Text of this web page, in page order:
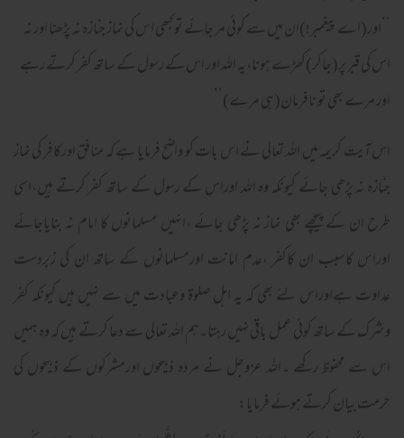
‘‘اور(اے پیغمبر!)ان میں سے کوئی مر جائے تو کبھی اس کی نماز جنازہ نہ پڑھنا اور نہ
اس کی قبر پر(جاکر)کھڑے ہونا،یہ اللہ اور اس کے رسول کے ساتھ کفر کرتے رہے
اور مرے بھی تو نافرمان(ہی مرے)’’
اس آیت کریمہ میں اللہ تعالی نے اس بات کو واضح فرمایا ہے کہ منافق اورکافر کی نماز
جنازہ نہ پڑھی جائے کیونکہ وہ اللہ اوراس کے رسول کے ساتھ کفر کرتے ہیں،اسی
طرح ان کے پیچھے بھی نماز نہ پڑھی جائے ،انہیں مسلمانوں کا امام نہ بنایاجائے
اوراس کاسبب ان کاکفر ،عدم امانت اورمسلمانوں کے ساتھ ان کی زبردست
عداوت ہےاوراس لئے بھی کہ یہ اہل صلوۃ وعبادت میں سے نہیں ہیں کیونکہ کفر
وشرک کے ساتھ کوئی عمل باقی نہیں رہتا۔ہم اللہ تعالی سے دعا کرتے ہیں کہ وہ ہمیں
اس سے محفوظ رکھے ۔اللہ عزوجل نے مردہ ذبیحوں اورمشرکوں کے ذبیحوں کی
حرمت بیان کرتے ہوئے فرمایا: